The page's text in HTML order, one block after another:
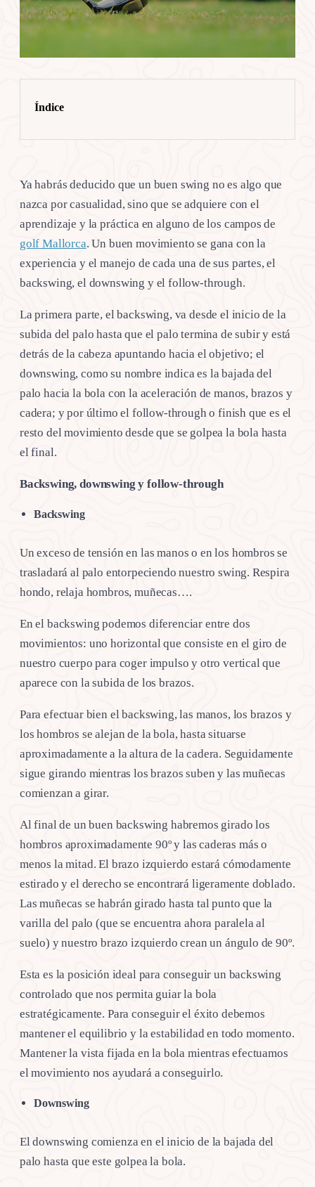
Índice
Ya habrás deducido que un buen swing no es algo que
nazca por casualidad, sino que se adquiere con el
aprendizaje y la práctica en alguno de los campos de
golf Mallorca. Un buen movimiento se gana con la
experiencia y el manejo de cada una de sus partes, el
backswing, el downswing y el follow-through.
La primera parte, el backswing, va desde el inicio de la
subida del palo hasta que el palo termina de subir y está
detrás de la cabeza apuntando hacia el objetivo; el
downswing, como su nombre indica es la bajada del
palo hacia la bola con la aceleración de manos, brazos y
cadera; y por último el follow-through o finish que es el
resto del movimiento desde que se golpea la bola hasta
el final.
Backswing, downswing y follow-through
Backswing
Un exceso de tensión en las manos o en los hombros se
trasladará al palo entorpeciendo nuestro swing. Respira
hondo, relaja hombros, muñecas….
En el backswing podemos diferenciar entre dos
movimientos: uno horizontal que consiste en el giro de
nuestro cuerpo para coger impulso y otro vertical que
aparece con la subida de los brazos.
Para efectuar bien el backswing, las manos, los brazos y
los hombros se alejan de la bola, hasta situarse
aproximadamente a la altura de la cadera. Seguidamente
sigue girando mientras los brazos suben y las muñecas
comienzan a girar.
Al final de un buen backswing habremos girado los
hombros aproximadamente 90º y las caderas más o
menos la mitad. El brazo izquierdo estará cómodamente
estirado y el derecho se encontrará ligeramente doblado.
Las muñecas se habrán girado hasta tal punto que la
varilla del palo (que se encuentra ahora paralela al
suelo) y nuestro brazo izquierdo crean un ángulo de 90º.
Esta es la posición ideal para conseguir un backswing
controlado que nos permita guiar la bola
estratégicamente. Para conseguir el éxito debemos
mantener el equilibrio y la estabilidad en todo momento.
Mantener la vista fijada en la bola mientras efectuamos
el movimiento nos ayudará a conseguirlo.
Downswing
El downswing comienza en el inicio de la bajada del
palo hasta que este golpea la bola.